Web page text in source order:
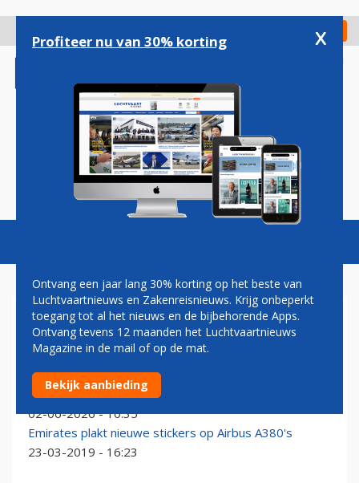
gaan
Check in
Magazine Podcasts Vacatures
ARSENAL
Emirates eert landskampioen Arsenal met speciale
Airbus A380
02-06-2026 - 10:35
Emirates plakt nieuwe stickers op Airbus A380's
23-03-2019 - 16:23
Profiteer nu van 30% korting x
Ontvang een jaar lang 30% korting op het beste van
Luchtvaartnieuws en Zakenreisnieuws. Krijg onbeperkt
toegang tot al het nieuws en de bijbehorende Apps.
Ontvang tevens 12 maanden het Luchtvaartnieuws
Magazine in de mail of op de mat.
Bekijk aanbieding